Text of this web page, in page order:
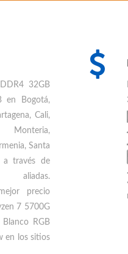
32GB
en Bogotá,
Cali,
Monteria,
Santa
a través de
aliadas.
precio
7 5700G
RGB
en los sitios